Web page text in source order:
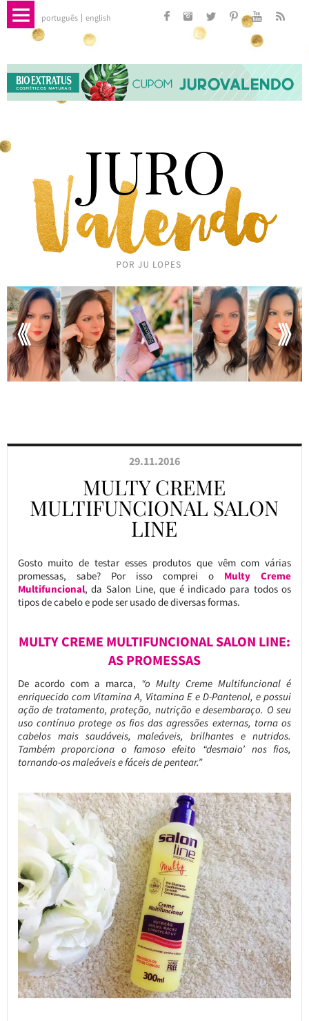
português english
29.11.2016
MULTY CREME
MULTIFUNCIONAL SALON
LINE
Gosto muito de testar esses produtos que vêm com várias
promessas, sabe? Por isso comprei o Multy Creme
Multifuncional, da Salon Line, que é indicado para todos os
tipos de cabelo e pode ser usado de diversas formas.
MULTY CREME MULTIFUNCIONAL SALON LINE:
AS PROMESSAS
De acordo com a marca, “o Multy Creme Multifuncional é
enriquecido com Vitamina A, Vitamina E e D-Pantenol, e possui
ação de tratamento, proteção, nutrição e desembaraço. O seu
uso contínuo protege os fios das agressões externas, torna os
cabelos mais saudáveis, maleáveis, brilhantes e nutridos.
Também proporciona o famoso efeito “desmaio’ nos fios,
tornando-os maleáveis e fáceis de pentear.”